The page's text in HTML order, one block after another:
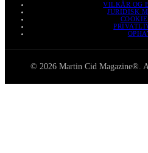
VILKÅR OG
JURIDISK
© 2026 Martin Cid Magazine®.